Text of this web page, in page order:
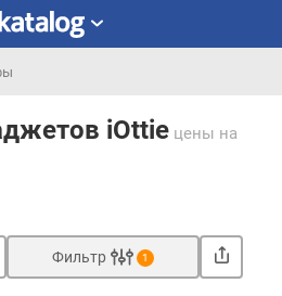
iOttie цены на
Фильтр 1